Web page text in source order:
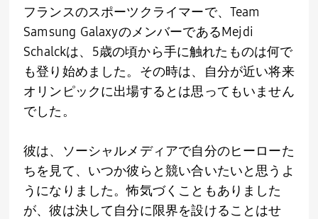
フランスのスポーツクライマーで、Team
Samsung GalaxyのメンバーであるMejdi
Schalckは、5歳の頃から手に触れたものは何で
も登り始めました。その時は、自分が近い将来
オリンピックに出場するとは思ってもいません
でした。
彼は、ソーシャルメディアで自分のヒーローた
ちを見て、いつか彼らと競い合いたいと思うよ
うになりました。怖気づくこともありました
が、彼は決して自分に限界を設けることはせ